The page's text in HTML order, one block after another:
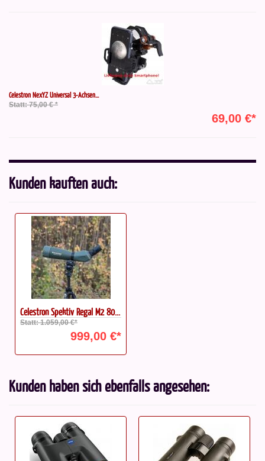
Celestron NexYZ Universal 3-Achsen...
Statt: 75,00 € *
69,00 €*
Kunden kauften auch:
Celestron Spektiv Regal M2 80...
Statt: 1.059,00 €*
999,00 €*
Kunden haben sich ebenfalls angesehen: